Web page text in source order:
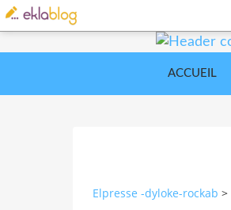
ACCUEIL
Elpresse -dyloke-rockab >